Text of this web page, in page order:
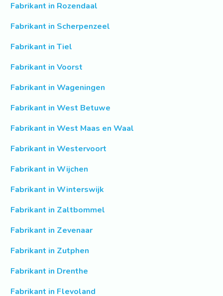
Fabrikant in Rozendaal
Fabrikant in Scherpenzeel
Fabrikant in Tiel
Fabrikant in Voorst
Fabrikant in Wageningen
Fabrikant in West Betuwe
Fabrikant in West Maas en Waal
Fabrikant in Westervoort
Fabrikant in Wijchen
Fabrikant in Winterswijk
Fabrikant in Zaltbommel
Fabrikant in Zevenaar
Fabrikant in Zutphen
Fabrikant in Drenthe
Fabrikant in Flevoland